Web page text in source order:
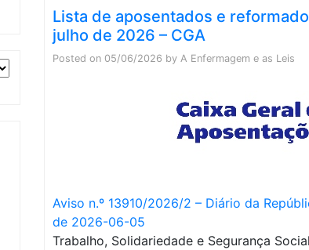
Lista de aposentados e
julho de 2026 – CGA
Posted on 05/06/2026 by A Enfermagem e as Leis
Aviso n.º 13910/2026/2 – Diário da
de 2026-06-05
Trabalho, Solidariedade e Segurança